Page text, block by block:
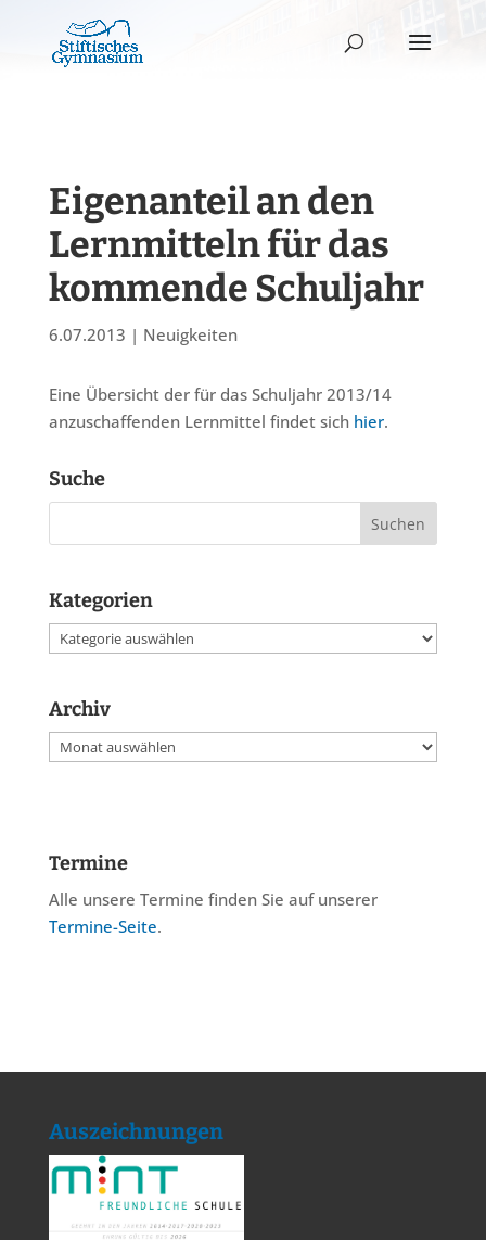
Eigenanteil an den
Lernmitteln für das
kommende Schuljahr
6.07.2013 | Neuigkeiten
Eine Übersicht der für das Schuljahr 2013/14
anzuschaffenden Lernmittel findet sich hier.
Suche
Kategorien
Kategorien
Archiv
Archiv
Termine
Alle unsere Termine finden Sie auf unserer
Termine-Seite.
Auszeichnungen